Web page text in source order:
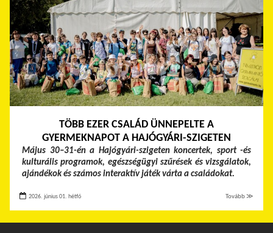
TÖBB EZER CSALÁD ÜNNEPELTE A
GYERMEKNAPOT A HAJÓGYÁRI-SZIGETEN
Május 30–31-én a Hajógyári-szigeten koncertek, sport -és
kulturális programok, egészségügyi szűrések és vizsgálatok,
ajándékok és számos interaktív játék várta a családokat.
2026. június 01. hétfő Tovább ≫